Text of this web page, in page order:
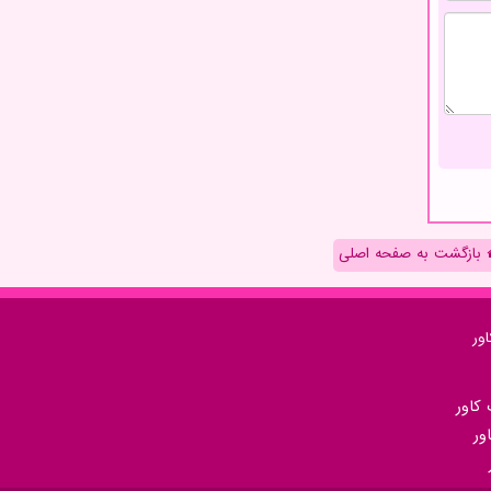
بازگشت به صفحه اصلی